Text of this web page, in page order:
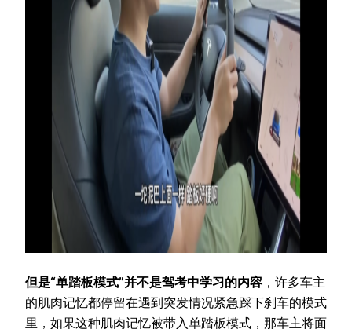
但是“单踏板模式”并不是驾考中学习的内容 ，许多车主
的肌肉记忆都停留在遇到突发情况紧急踩下刹车的模式
里，如果这种肌肉记忆被带入单踏板模式，那车主将面